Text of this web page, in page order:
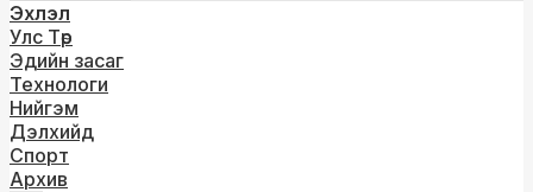
Эхлэл
Улс Төр
Эдийн засаг
Технологи
Нийгэм
Дэлхийд
Спорт
Архив